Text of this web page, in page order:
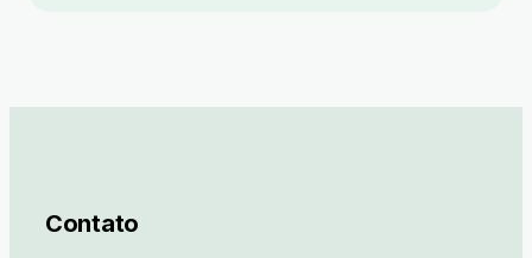
Contato